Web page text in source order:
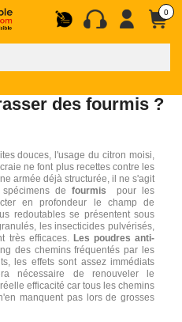
0
des fourmis ?
douces, l'usage du citron moisi,
ne font plus recettes contre les
armée déjà structurée, il ne s'agit
de fourmis pour les
en profondeur le champ de
redoutables se présentent sous
les insecticides pulvérisés,
très efficaces. Les poudres anti-
des chemins fréquentés par les
les effets sont assez immédiats
nécessaire de renouveler le
efficacité car tous les chemins
manquent pas lors de grosses